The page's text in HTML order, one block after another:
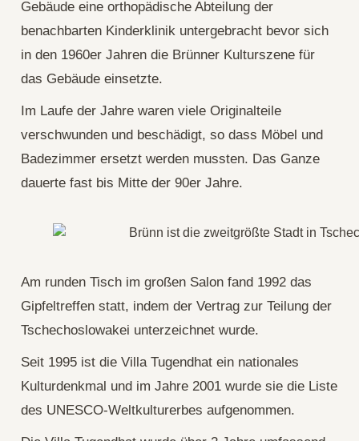
Gebäude eine orthopädische Abteilung der
benachbarten Kinderklinik untergebracht bevor sich
in den 1960er Jahren die Brünner Kulturszene für
das Gebäude einsetzte.
Im Laufe der Jahre waren viele Originalteile
verschwunden und beschädigt, so dass Möbel und
Badezimmer ersetzt werden mussten. Das Ganze
dauerte fast bis Mitte der 90er Jahre.
Am runden Tisch im großen Salon fand 1992 das
Gipfeltreffen statt, indem der Vertrag zur Teilung der
Tschechoslowakei unterzeichnet wurde.
Seit 1995 ist die Villa Tugendhat ein nationales
Kulturdenkmal und im Jahre 2001 wurde sie die Liste
des UNESCO-Weltkulturerbes aufgenommen.